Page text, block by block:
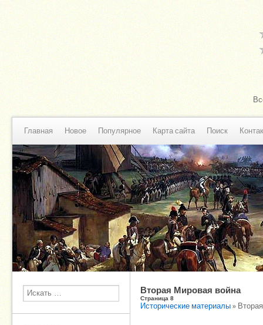
Главная Новое Популярное Карта сайта Поиск
Поиск Вторая Мировая война
Страница 8
Исторические материалы »